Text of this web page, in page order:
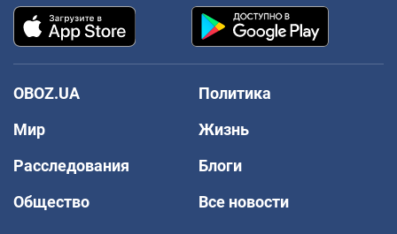
OBOZ.UA
Политика
Мир
Жизнь
Расследования
Блоги
Общество
Все новости